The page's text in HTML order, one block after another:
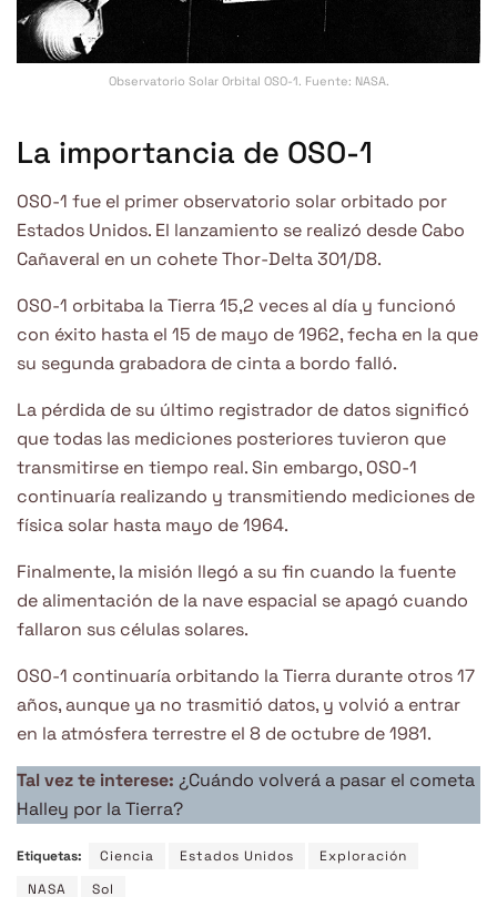
Observatorio Solar Orbital OSO-1. Fuente: NASA.
La importancia de OSO-1
OSO-1 fue el primer observatorio solar orbitado por
Estados Unidos. El lanzamiento se realizó desde Cabo
Cañaveral en un cohete Thor-Delta 301/D8.
OSO-1 orbitaba la Tierra 15,2 veces al día y funcionó
con éxito hasta el 15 de mayo de 1962, fecha en la que
su segunda grabadora de cinta a bordo falló.
La pérdida de su último registrador de datos significó
que todas las mediciones posteriores tuvieron que
transmitirse en tiempo real. Sin embargo, OSO-1
continuaría realizando y transmitiendo mediciones de
física solar hasta mayo de 1964.
Finalmente, la misión llegó a su fin cuando la fuente
de alimentación de la nave espacial se apagó cuando
fallaron sus células solares.
OSO-1 continuaría orbitando la Tierra durante otros 17
años, aunque ya no trasmitió datos, y volvió a entrar
en la atmósfera terrestre el 8 de octubre de 1981.
Tal vez te interese: ¿Cuándo volverá a pasar el cometa
Halley por la Tierra?
Etiquetas: Ciencia Estados Unidos
Exploración
NASA
Sol